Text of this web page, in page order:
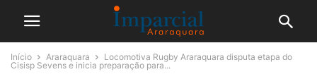
Início Araraquara
Locomotiva Rugby Araraquara disputa etapa do
Cisisp Sevens e inicia preparação para...